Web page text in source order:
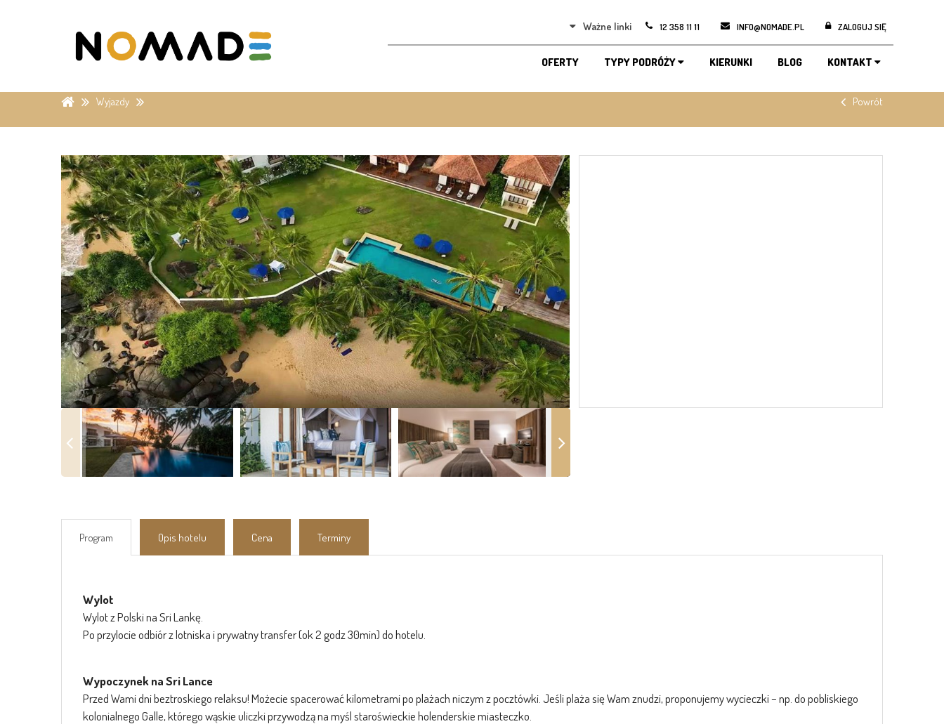
ZALOGUJ SIĘ
INFO@NOMADE.PL
12 358 11 11
Ważne linki
OFERTY TYPY PODRÓŻY KIERUNKI BLOG KONTAKT
Wyjazdy Powrót
Program Opis hotelu Cena Terminy
Wylot
Wylot z Polski na Sri Lankę.
Po przylocie odbiór z lotniska i prywatny transfer (ok 2 godz 30min) do hotelu.
Wypoczynek na Sri Lance
Przed Wami dni beztroskiego relaksu! Możecie spacerować kilometrami po plażach niczym z pocztówki. Jeśli plaża się Wam znudzi, proponujemy wycieczki – np. do pobliskiego
kolonialnego Galle, którego wąskie uliczki przywodzą na myśl staroświeckie holenderskie miasteczko.